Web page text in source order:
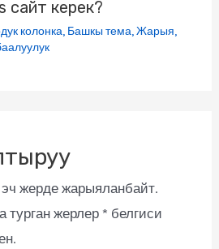
сайт керек?
колонка, Башкы тема,Жарыя,
жерде жарыяланбайт.
турган жерлер * белгиси